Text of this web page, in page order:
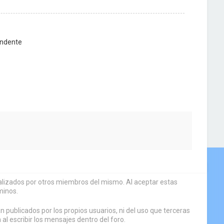
por otros miembros del mismo. Al aceptar estas
por los propios usuarios, ni del uso que terceras
escribir los mensajes dentro del foro.